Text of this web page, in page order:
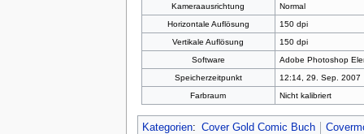
Kameraausrichtung
Normal
Horizontale Auflösung
150 dpi
Vertikale Auflösung
150 dpi
Software
Adobe Photoshop
Speicherzeitpunkt
12:14, 29. Sep. 2007
Farbraum
Nicht kalibriert
Kategorien: Cover Gold Comic Buch